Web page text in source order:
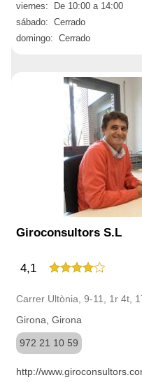
viernes: De 10:00 a 14:00
sábado: Cerrado
domingo: Cerrado
Giroconsultors S.L
4,1
Carrer Ultònia, 9-11, 1r 4t,
Girona, Girona
972 21 10 59
http://